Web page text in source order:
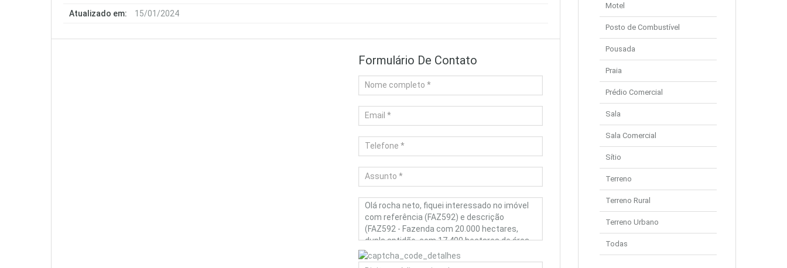
Atualizado em: 15/01/2024
Formulário De Contato
Motel
Posto de Combustível
Pousada
Praia
Prédio Comercial
Sala
Sala Comercial
Sítio
Terreno
Terreno Rural
Terreno Urbano
Todas